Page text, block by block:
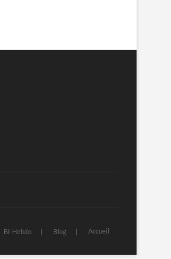
BI-Hebdo Blog Accueil